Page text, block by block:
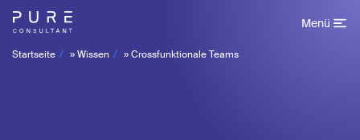
Menü
Startseite »Wissen »Crossfunktionale Teams